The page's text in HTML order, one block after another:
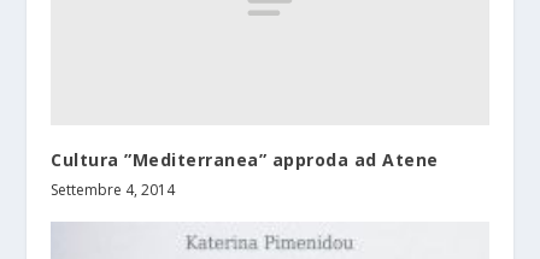
Cultura ”Mediterranea” approda ad Atene
Settembre 4, 2014